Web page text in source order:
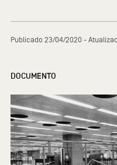
Publicado 23/04/2020 -
DOCUMENTO